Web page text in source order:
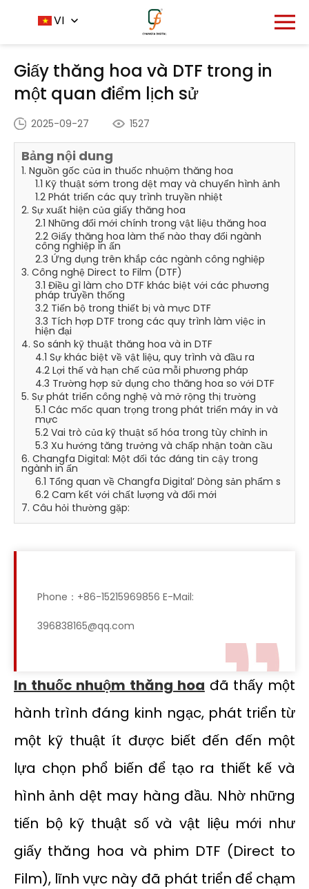
VI
Trang chủ - Trung tâm tin tức
Giấy thăng hoa và
DTF trong in một quan điểm lịch sử
Giấy thăng hoa và DTF trong in
một quan điểm lịch sử
2025-09-27 1527
Bảng nội dung
1. Nguồn gốc của in thuốc nhuộm thăng hoa
1.1 Kỹ thuật sớm trong dệt may và chuyển hình ảnh
1.2 Phát triển các quy trình truyền nhiệt
2. Sự xuất hiện của giấy thăng hoa
2.1 Những đổi mới chính trong vật liệu thăng hoa
2.2 Giấy thăng hoa làm thế nào thay đổi ngành
công nghiệp in ấn
2.3 Ứng dụng trên khắp các ngành công nghiệp
3. Công nghệ Direct to Film (DTF)
3.1 Điều gì làm cho DTF khác biệt với các phương
pháp truyền thống
3.2 Tiến bộ trong thiết bị và mực DTF
3.3 Tích hợp DTF trong các quy trình làm việc in
hiện đại
4. So sánh kỹ thuật thăng hoa và in DTF
4.1 Sự khác biệt về vật liệu, quy trình và đầu ra
4.2 Lợi thế và hạn chế của mỗi phương pháp
4.3 Trường hợp sử dụng cho thăng hoa so với DTF
5. Sự phát triển công nghệ và mở rộng thị trường
5.1 Các mốc quan trọng trong phát triển máy in và
mực
5.2 Vai trò của kỹ thuật số hóa trong tùy chỉnh in
5.3 Xu hướng tăng trưởng và chấp nhận toàn cầu
6. Changfa Digital: Một đối tác đáng tin cậy trong
ngành in ấn
6.1 Tổng quan về Changfa Digital’ Dòng sản phẩm s
6.2 Cam kết với chất lượng và đổi mới
7. Câu hỏi thường gặp:
Phone：+86-15215969856 E-Mail:
396838165@qq.com
In thuốc nhuộm thăng hoa đã thấy một
hành trình đáng kinh ngạc, phát triển từ
một kỹ thuật ít được biết đến đến một
lựa chọn phổ biến để tạo ra thiết kế và
hình ảnh dệt may hàng đầu. Nhờ những
tiến bộ kỹ thuật số và vật liệu mới như
giấy thăng hoa và phim DTF (Direct to
Film), lĩnh vực này đã phát triển để chạm